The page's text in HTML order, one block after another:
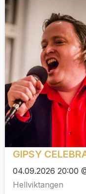
GIPSY
04.09.2026 20:00
Hellviktangen